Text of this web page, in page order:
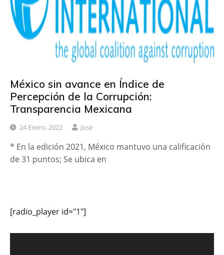
México sin avance en Índice de
Percepción de la Corrupción:
Transparencia Mexicana
24 Enero, 2022 José
* En la edición 2021, México mantuvo una calificación
de 31 puntos; Se ubica en
[radio_player id="1"]